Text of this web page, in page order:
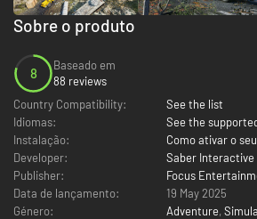
Sobre o produto
8
Baseado em
88 reviews
Country Compatibility:
See the list
Idiomas:
See the
Instalação:
Como ativar o
Developer:
Saber Interactive
Publisher:
Focus
Data de lançamento:
19 May 2025
Género:
Adventure,